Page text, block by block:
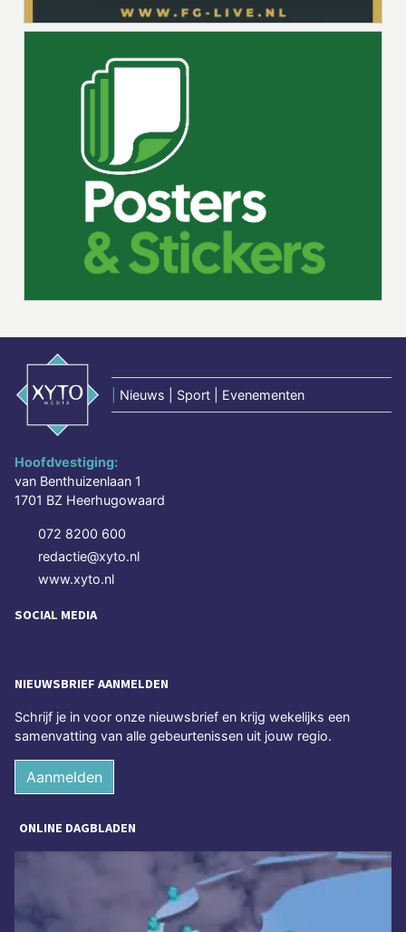
Nieuws | Sport | Evenementen
Hoofdvestiging:
van Benthuizenlaan 1
1701 BZ Heerhugowaard
072 8200 600
redactie@xyto.nl
www.xyto.nl
SOCIAL MEDIA
NIEUWSBRIEF AANMELDEN
Schrijf je in voor onze nieuwsbrief en krijg wekelijks een
samenvatting van alle gebeurtenissen uit jouw regio.
Aanmelden
ONLINE DAGBLADEN